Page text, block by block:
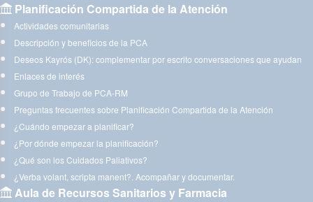
Planificación Compartida de la Atención
Actividades comunitarias
Descripción y beneficios de la PCA
Deseos Kayrós (DK): complementar por escrito conversaciones que ayudan
Enlaces de interés
Grupo de Trabajo de PCA-RM
Preguntas frecuentes sobre Planificación Compartida de la Atención
¿Cuándo empezar a planificar?
¿Por dónde empezar la planificación?
¿Qué son los Cuidados Paliativos?
¿Verba volant, scripta manent?. Acompañar y documentar.
Aula de Recursos Sanitarios y Farmacia